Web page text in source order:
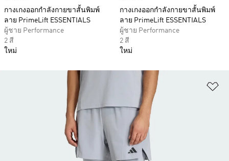
กางเกงออกกำลังกายขาสั้นพิมพ์
ลาย PrimeLift ESSENTIALS
ผู้ชาย Performance
2 สี
ใหม่
กางเกงออกกำลังกายขาสั้นพิมพ์
ลาย PrimeLift ESSENTIALS
ผู้ชาย Performance
2 สี
ใหม่